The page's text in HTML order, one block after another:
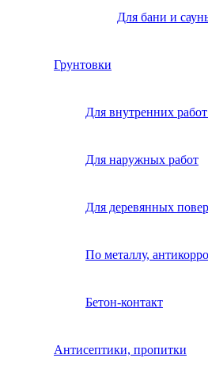
Для бани и
Грунтовки
Для внутренних
Для наружных работ
Для деревянных
По металлу,
Бетон-контакт
Антисептики, пропитки